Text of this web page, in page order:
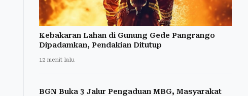
Kebakaran Lahan di Gunung Gede Pangrango
Dipadamkan, Pendakian Ditutup
12 menit lalu
BGN Buka 3 Jalur Pengaduan MBG, Masyarakat